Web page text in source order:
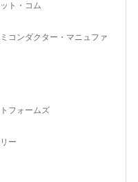
ト・コム
コンダクター・マニュファ
フォームズ
ー